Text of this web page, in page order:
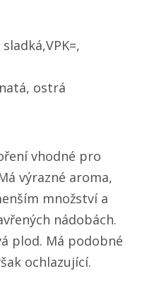
ostrá
vhodné pro
výrazné aroma,
množství a
nádobách.
plod. Má podobné
ochlazující.